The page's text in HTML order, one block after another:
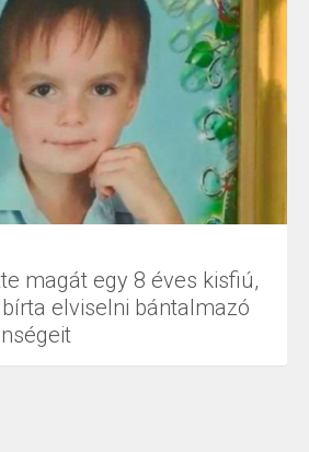
magát egy 8 éves kisfiú,
elviselni bántalmazó